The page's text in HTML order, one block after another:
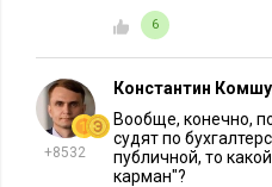
6
+8532
Константин
Вообще, конечно,
судят по
публичной, то
карман"?